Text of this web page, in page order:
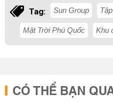
Tag: Sun Group
Mặt Trời Phú Quốc Khu
CÓ THỂ BẠN